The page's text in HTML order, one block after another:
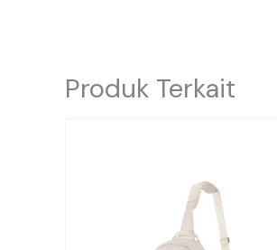
Produk Terkait